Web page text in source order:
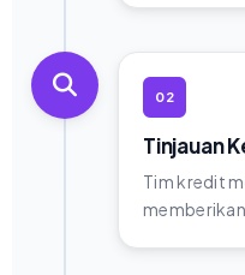
02
Tinjauan
Tim kredit